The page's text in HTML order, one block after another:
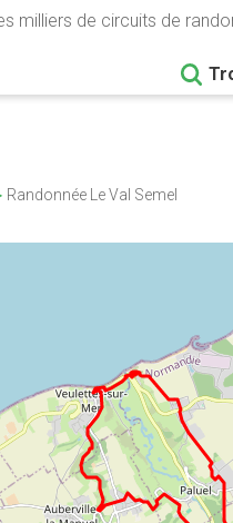
milliers de circuits de
Randonnée Le Val Semel